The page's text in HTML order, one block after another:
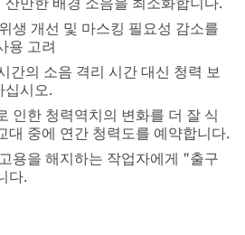
생 개선 및 마스킹 필요성 감소를
용 고려
간의 소음 격리 시간 대신 청력 보
십시오.
인한 청력역치의 변화를 더 잘 식
대 중에 연간 청력도를 예약합니다.
용을 해지하는 작업자에게 "출구
다.